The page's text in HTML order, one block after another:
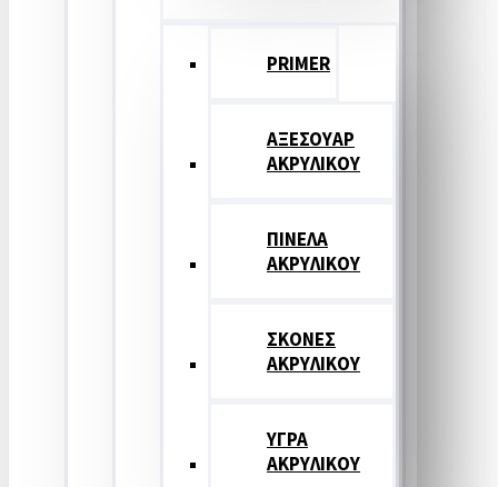
PRIMER
ΑΞΕΣΟΥΑΡ
ΑΚΡΥΛΙΚΟΥ
ΠΙΝΕΛΑ
ΑΚΡΥΛΙΚΟΥ
ΣΚΟΝΕΣ
ΑΚΡΥΛΙΚΟΥ
ΥΓΡΑ
ΑΚΡΥΛΙΚΟΥ